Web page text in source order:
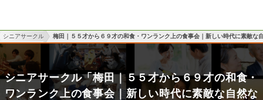
シニアサークル 梅田｜５５才から６９才の和食・ワンランク上の食事会｜新しい時代に素敵な
シニアサークル「梅田｜５５才から６９才の和食・
ワンランク上の食事会｜新しい時代に素敵な自然な